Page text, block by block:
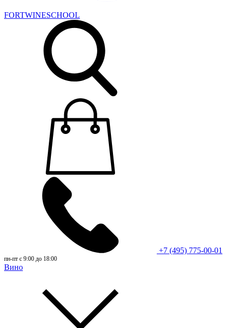
FORTWINESCHOOL
+7 (495) 775-00-01
пн-пт с 9:00 до 18:00
Вино